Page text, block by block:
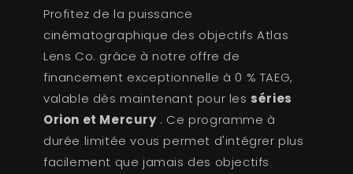
Profitez de la puissance
cinématographique des objectifs Atlas
Lens Co. grâce à notre offre de
financement exceptionnelle à 0 % TAEG,
valable dès maintenant pour les séries
Orion et Mercury. Ce programme à
durée limitée vous permet d'intégrer plus
facilement que jamais des objectifs